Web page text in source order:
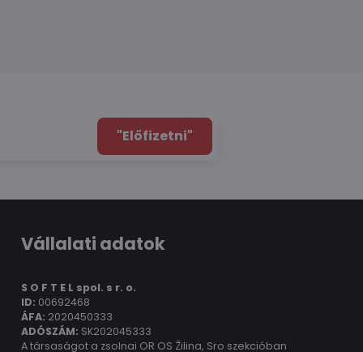
"Előfizetni"
Vállalati adatok
S O F T E L spol. s r. o.
ID: 00692468
ÁFA: 2020450333
ADÓSZÁM: SK202045333
A társaságot a zsolnai OR OS Žilina, Sro szekcióban